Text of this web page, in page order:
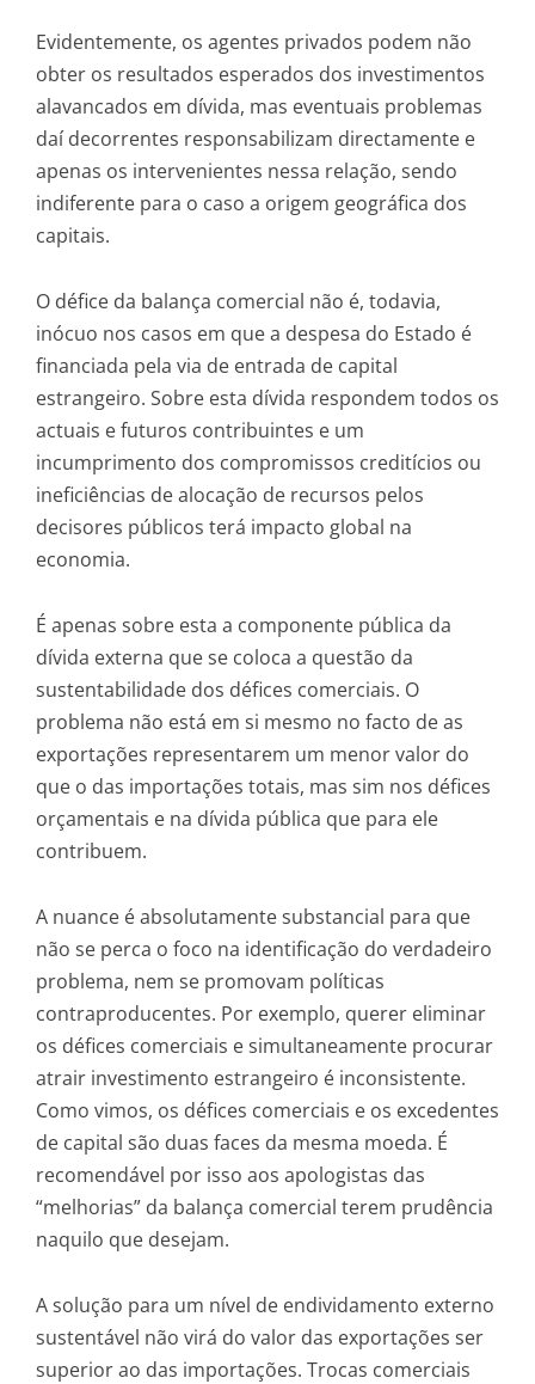
Evidentemente, os agentes privados podem não
obter os resultados esperados dos investimentos
alavancados em dívida, mas eventuais problemas
daí decorrentes responsabilizam directamente e
apenas os intervenientes nessa relação, sendo
indiferente para o caso a origem geográfica dos
capitais.
O défice da balança comercial não é, todavia,
inócuo nos casos em que a despesa do Estado é
financiada pela via de entrada de capital
estrangeiro. Sobre esta dívida respondem todos os
actuais e futuros contribuintes e um
incumprimento dos compromissos creditícios ou
ineficiências de alocação de recursos pelos
decisores públicos terá impacto global na
economia.
É apenas sobre esta a componente pública da
dívida externa que se coloca a questão da
sustentabilidade dos défices comerciais. O
problema não está em si mesmo no facto de as
exportações representarem um menor valor do
que o das importações totais, mas sim nos défices
orçamentais e na dívida pública que para ele
contribuem.
A nuance é absolutamente substancial para que
não se perca o foco na identificação do verdadeiro
problema, nem se promovam políticas
contraproducentes. Por exemplo, querer eliminar
os défices comerciais e simultaneamente procurar
atrair investimento estrangeiro é inconsistente.
Como vimos, os défices comerciais e os excedentes
de capital são duas faces da mesma moeda. É
recomendável por isso aos apologistas das
“melhorias” da balança comercial terem prudência
naquilo que desejam.
A solução para um nível de endividamento externo
sustentável não virá do valor das exportações ser
superior ao das importações. Trocas comerciais